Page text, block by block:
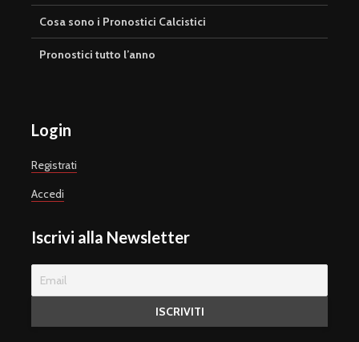
Cosa sono i Pronostici Calcistici
Pronostici tutto l’anno
Login
Registrati
Accedi
Iscrivi alla Newsletter